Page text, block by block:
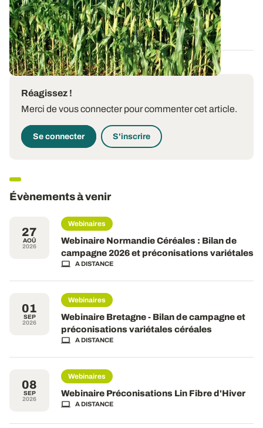
performances des variétés de maïs...
04 DÉC. 2025
Réagissez !
Merci de vous connecter pour commenter cet article.
Se connecter S'inscrire
Évènements à venir
27
AOÛ
2026
Webinaires
Webinaire Normandie Céréales : Bilan de
campagne 2026 et préconisations variétales
A DISTANCE
01
SEP
2026
Webinaires
Webinaire Bretagne - Bilan de campagne et
préconisations variétales céréales
A DISTANCE
08
SEP
2026
Webinaires
Webinaire Préconisations Lin Fibre d'Hiver
A DISTANCE